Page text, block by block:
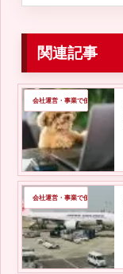
関連記事
会社運営・事業で使える情報
会社運営・事業で使える情報